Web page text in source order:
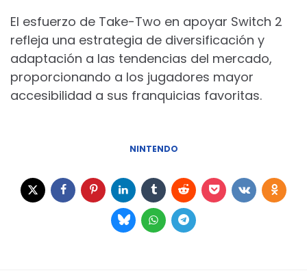
El esfuerzo de Take-Two en apoyar Switch 2
refleja una estrategia de diversificación y
adaptación a las tendencias del mercado,
proporcionando a los jugadores mayor
accesibilidad a sus franquicias favoritas.
NINTENDO